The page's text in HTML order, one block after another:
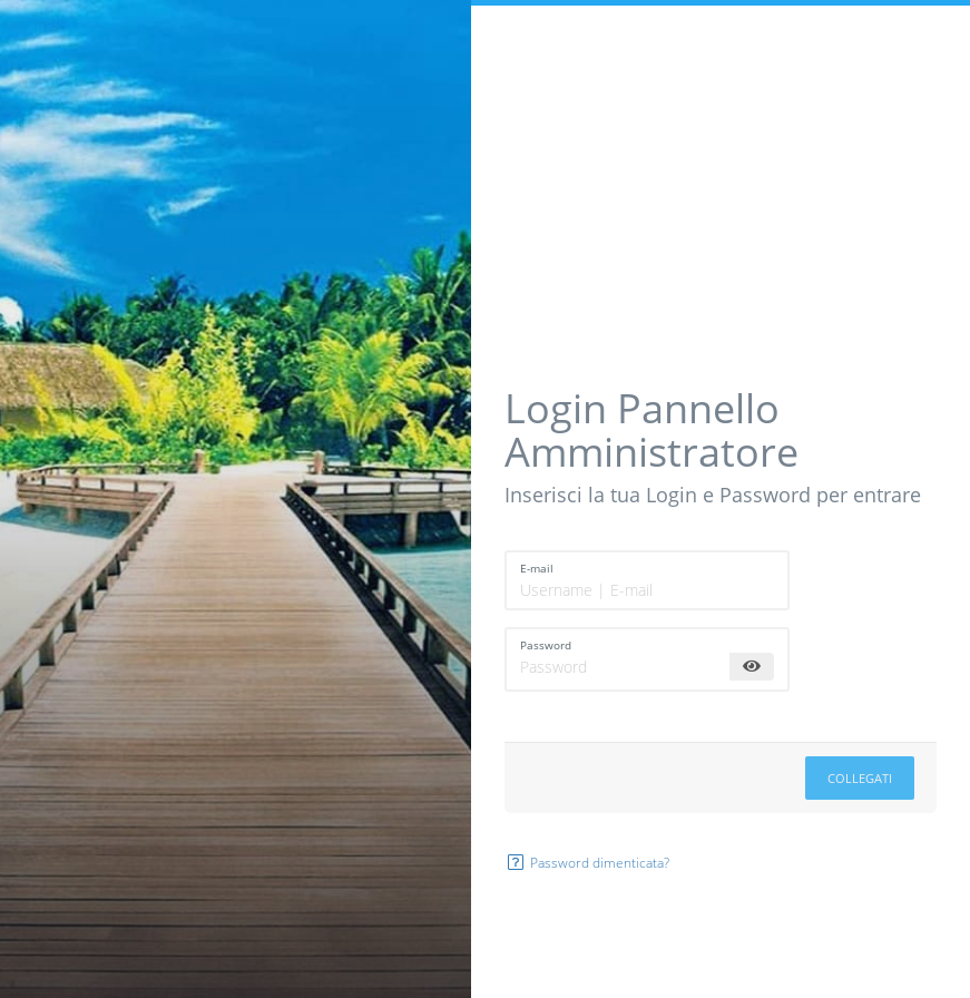
Login Pannello
Amministratore
Inserisci la tua Login e Password per entrare
E-mail
Password
COLLEGATI
Password dimenticata?